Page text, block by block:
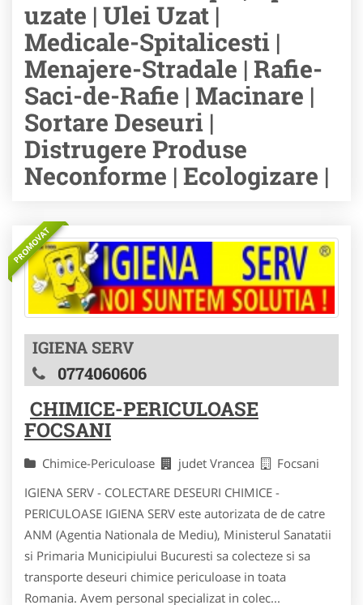
uzate | Ulei Uzat |
Medicale-Spitalicesti |
Menajere-Stradale | Rafie-
Saci-de-Rafie | Macinare |
Sortare Deseuri |
Distrugere Produse
Neconforme | Ecologizare |
PROMOVAT
IGIENA SERV
0774060606
CHIMICE-PERICULOASE
FOCSANI
Chimice-Periculoase judet Vrancea
Focsani
IGIENA SERV - COLECTARE DESEURI CHIMICE -
PERICULOASE IGIENA SERV este autorizata de de catre
ANM (Agentia Nationala de Mediu), Ministerul Sanatatii
si Primaria Municipiului Bucuresti sa colecteze si sa
transporte deseuri chimice periculoase in toata
Romania. Avem personal specializat in colec...